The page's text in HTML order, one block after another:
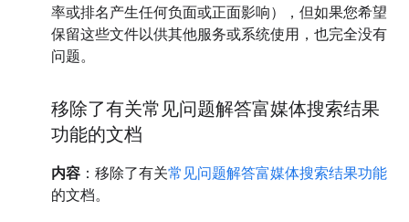
率或排名产生任何负面或正面影响），但如果您希望
保留这些文件以供其他服务或系统使用，也完全没有
问题。
移除了有关常见问题解答富媒体搜索结果
功能的文档
内容 ：移除了有关常见问题解答富媒体搜索结果功能
的文档。